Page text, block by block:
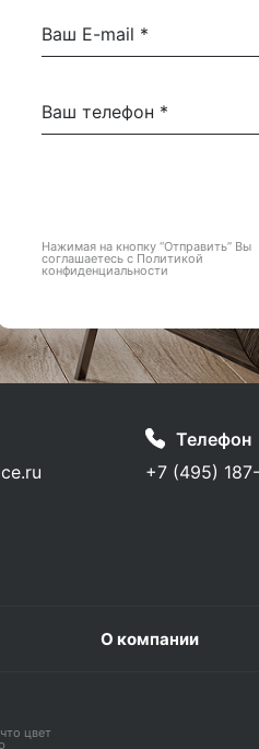
Нажимая на кнопку “Отправить” Вы
соглашаетесь с Политикой
конфиденциальности
Телефон
+7 (495)
О компании
цвет